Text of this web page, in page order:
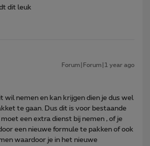
dit leuk
Forum|Forum|1 year ago
wil nemen en kan krijgen dien je dus wel
te gaan. Dus dit is voor bestaande
een extra dienst bij nemen , of je
een nieuwe formule te pakken of ook
waardoor je in het nieuwe